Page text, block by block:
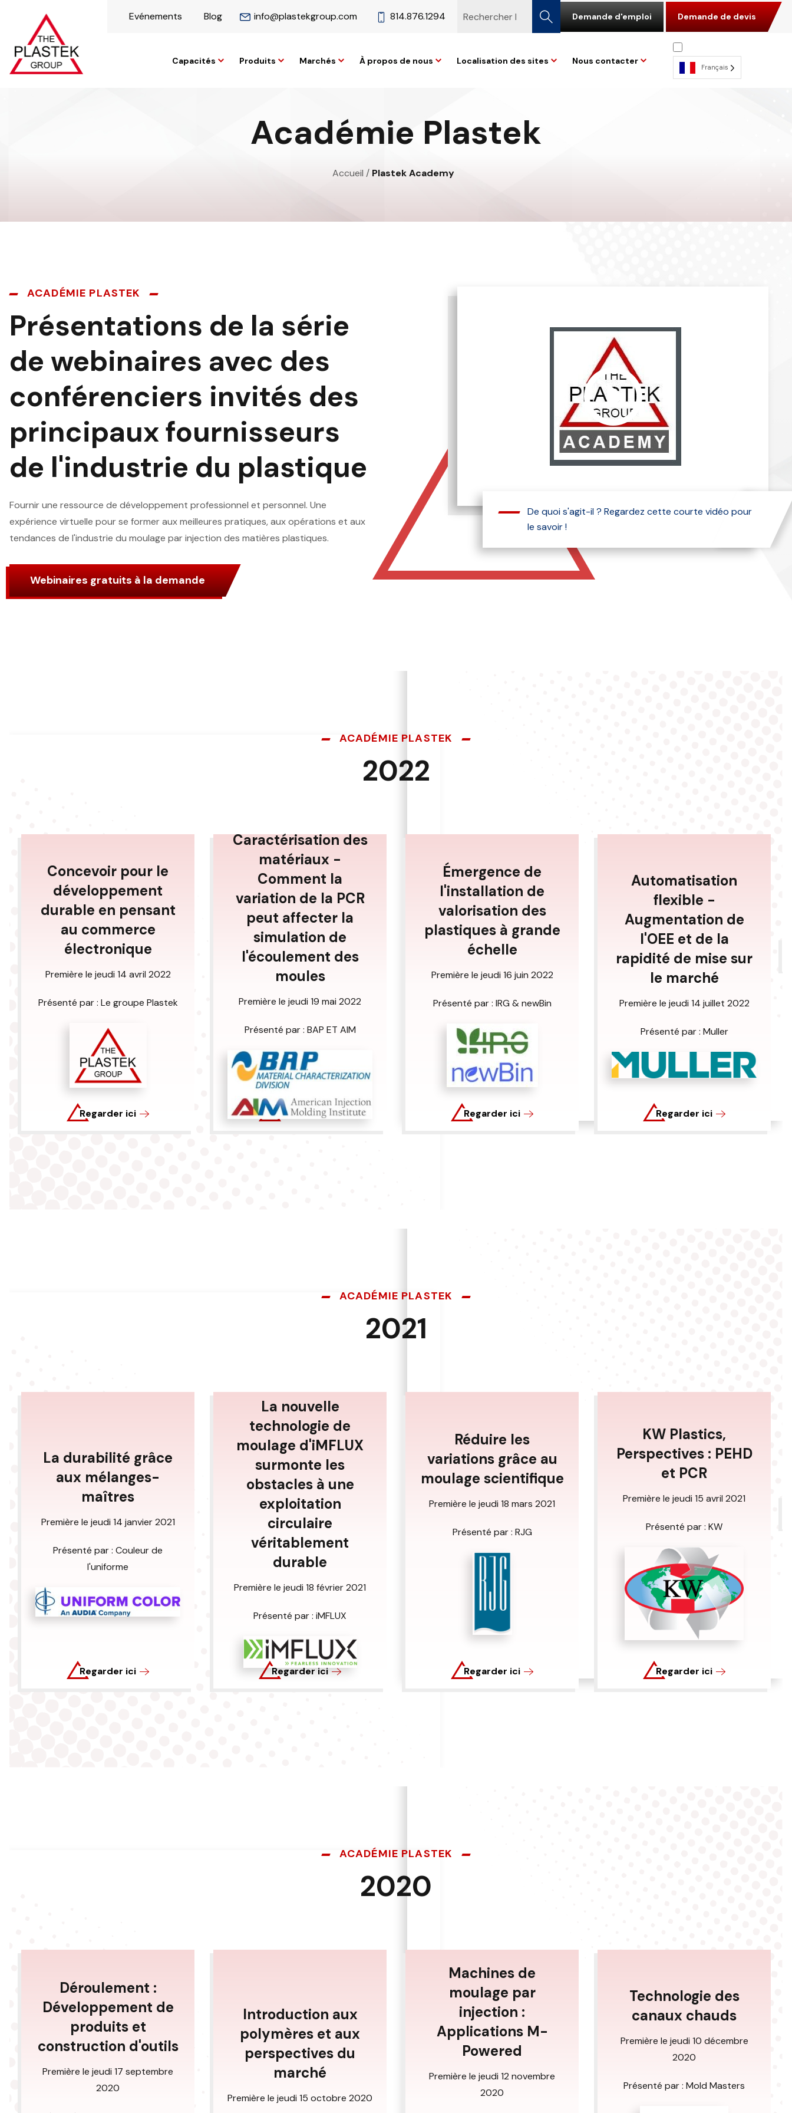
Evénements Blog info@plastekgroup.com 814.876.1294 Demande d'emploi Demande de devis
Capacités Produits Marchés À propos de nous Localisation des sites Nous contacter
Français
Académie Plastek
Accueil / Plastek Academy
De quoi s'agit-il ? Regardez cette courte vidéo pour
le savoir !
ACADÉMIE PLASTEK
Présentations de la série
de webinaires avec des
conférenciers invités des
principaux fournisseurs
de l'industrie du plastique
Fournir une ressource de développement professionnel et personnel. Une
expérience virtuelle pour se former aux meilleures pratiques, aux opérations et aux
tendances de l'industrie du moulage par injection des matières plastiques.
Webinaires gratuits à la demande
ACADÉMIE PLASTEK
2022
Concevoir pour le
développement
durable en pensant
au commerce
électronique
Première le jeudi 14 avril 2022
Présenté par : Le groupe Plastek
Regarder ici
Caractérisation des
matériaux -
Comment la
variation de la PCR
peut affecter la
simulation de
l'écoulement des
moules
Première le jeudi 19 mai 2022
Présenté par : BAP ET AIM
Regarder ici
Émergence de
l'installation de
valorisation des
plastiques à grande
échelle
Première le jeudi 16 juin 2022
Présenté par : IRG & newBin
Regarder ici
Automatisation
flexible -
Augmentation de
l'OEE et de la
rapidité de mise sur
le marché
Première le jeudi 14 juillet 2022
Présenté par : Muller
Regarder ici
ACADÉMIE PLASTEK
2021
La durabilité grâce
aux mélanges-
maîtres
Première le jeudi 14 janvier 2021
Présenté par : Couleur de
l'uniforme
Regarder ici
La nouvelle
technologie de
moulage d'iMFLUX
surmonte les
obstacles à une
exploitation
circulaire
véritablement
durable
Première le jeudi 18 février 2021
Présenté par : iMFLUX
Regarder ici
Réduire les
variations grâce au
moulage scientifique
Première le jeudi 18 mars 2021
Présenté par : RJG
Regarder ici
KW Plastics,
Perspectives : PEHD
et PCR
Première le jeudi 15 avril 2021
Présenté par : KW
Regarder ici
ACADÉMIE PLASTEK
2020
Déroulement :
Développement de
produits et
construction d'outils
Première le jeudi 17 septembre
2020
Introduction aux
polymères et aux
perspectives du
marché
Première le jeudi 15 octobre 2020
Machines de
moulage par
injection :
Applications M-
Powered
Première le jeudi 12 novembre
2020
Technologie des
canaux chauds
Première le jeudi 10 décembre
2020
Présenté par : Mold Masters